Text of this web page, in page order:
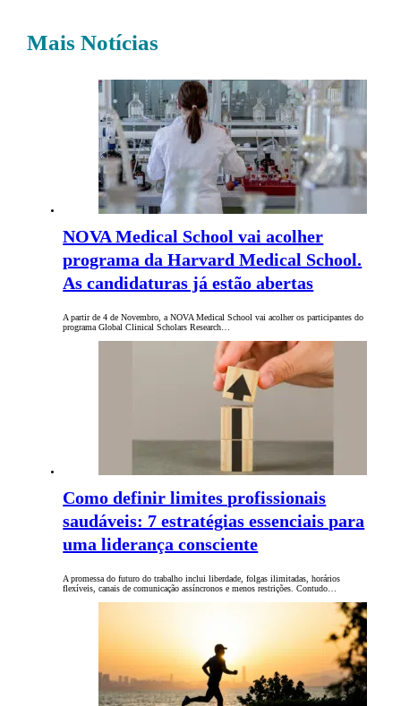
Mais Notícias
NOVA Medical School vai acolher
programa da Harvard Medical School.
As candidaturas já estão abertas
A partir de 4 de Novembro, a NOVA Medical School vai acolher os participantes do
programa Global Clinical Scholars Research…
Como definir limites profissionais
saudáveis: 7 estratégias essenciais para
uma liderança consciente
A promessa do futuro do trabalho inclui liberdade, folgas ilimitadas, horários
flexíveis, canais de comunicação assíncronos e menos restrições. Contudo…